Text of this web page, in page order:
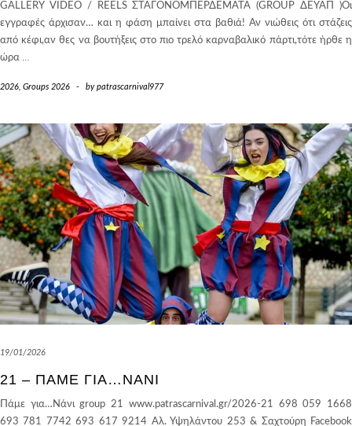
GALLERY VIDEO / REELS ΣΤΑΓΟΝΟΜΠΕΡΔΕΜΑΤΑ (GROUP ΔΕΥΑΠ )Οι
εγγραφές άρχισαν… και η φάση μπαίνει στα βαθιά! Αν νιώθεις ότι στάζεις
από κέφι,αν θες να βουτήξεις στο πιο τρελό καρναβαλικό πάρτι,τότε ήρθε η
ώρα …
2026 Groups 2026 - bypatrascarnival977
19/01/2026
21 – ΠΆΜΕ ΓΙΑ…ΝΆΝΙ
Πάμε για…Nάνι group 21 www.patrascarnival.gr/2026-21 698 059 1668
693 781 7742 693 617 9214 Αλ. Υψηλάντου 253 & Σαχτούρη Facebook